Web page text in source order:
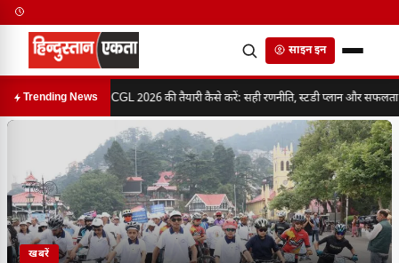
साइन इन
Trending NewsSSC CGL 2026 की तैयारी कैसे करें: सही रणनीति, स्टडी प्लान और सफलता
खबरें